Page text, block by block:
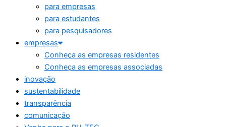
para empresas
para estudantes
para pesquisadores
empresas
Conheça as empresas residentes
Conheça as empresas associadas
inovação
sustentabilidade
transparência
comunicação